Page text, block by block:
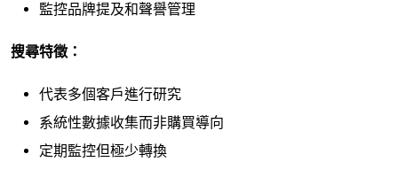
監控品牌提及和聲譽管理
搜尋特徵：
代表多個客戶進行研究
系統性數據收集而非購買導向
定期監控但極少轉換